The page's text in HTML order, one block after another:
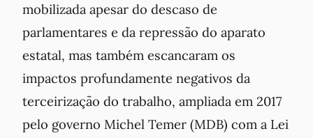
mobilizada apesar do descaso de
parlamentares e da repressão do aparato
estatal, mas também escancaram os
impactos profundamente negativos da
terceirização do trabalho, ampliada em 2017
pelo governo Michel Temer (MDB) com a Lei